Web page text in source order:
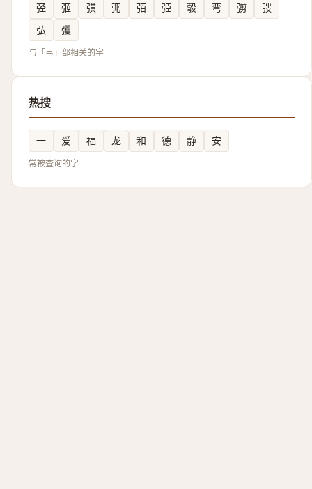
弪 弬 彉 㢽 㢶 弫 彀 弯 彅
弢
弘
彏
与「弓」部相关的字
热搜
一 爱 福 龙 和 德 静 安
常被查询的字